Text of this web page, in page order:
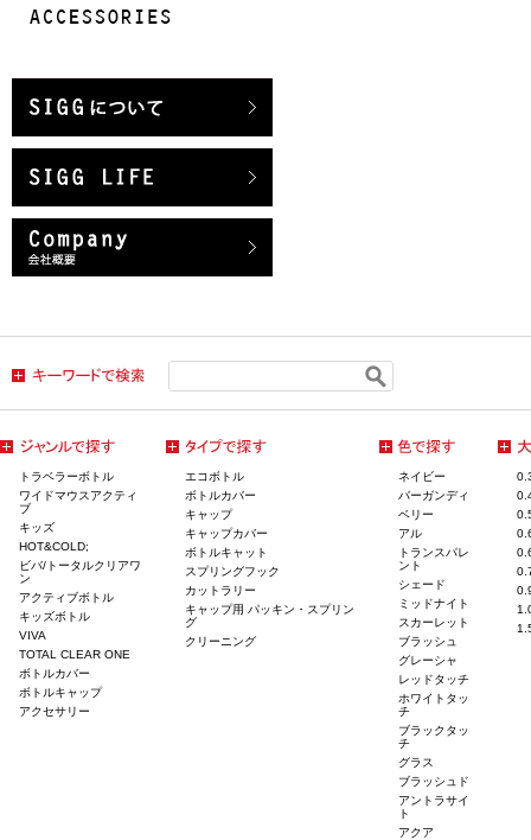
トラベラーボトル
ワイドマウスアクティ
ブ
キッズ
HOT&COLD;
ビバ/トータルクリアワ
ン
アクティブボトル
キッズボトル
VIVA
TOTAL CLEAR ONE
ボトルカバー
ボトルキャップ
アクセサリー
エコボトル
ボトルカバー
キャップ
キャップカバー
ボトルキャット
スプリングフック
カットラリー
キャップ用 パッキン・スプリン
グ
クリーニング
ネイビー
バーガンディ
ベリー
アル
トランスパレ
ント
シェード
ミッドナイト
スカーレット
ブラッシュ
グレーシャ
レッドタッチ
ホワイトタッ
チ
ブラックタッ
チ
グラス
ブラッシュド
アントラサイ
ト
アクア